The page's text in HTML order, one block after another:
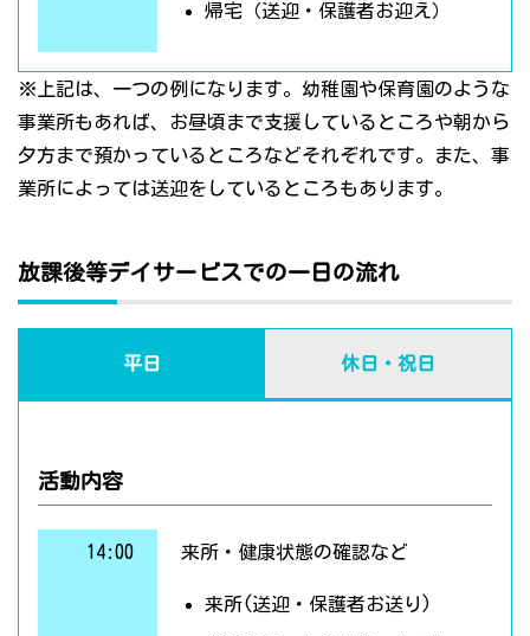
帰宅（送迎・保護者お迎え）
※上記は、一つの例になります。幼稚園や保育園のような
事業所もあれば、お昼頃まで支援しているところや朝から
夕方まで預かっているところなどそれぞれです。また、事
業所によっては送迎をしているところもあります。
放課後等デイサービスでの一日の流れ
平日 休日・祝日
活動内容
14:00 来所・健康状態の確認など
来所(送迎・保護者お送り)